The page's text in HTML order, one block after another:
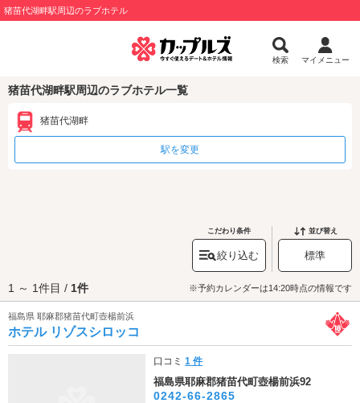
猪苗代湖畔駅周辺のラブホテル
検索 マイメニュー
猪苗代湖畔駅周辺のラブホテル一覧
猪苗代湖畔
駅を変更
こだわり条件
絞り込む
並び替え
標準
1 ～ 1件目 / 1件 ※予約カレンダーは14:20時点の情報です
福島県 耶麻郡猪苗代町壺楊前浜
ホテル リゾスシロッコ
口コミ1 件
福島県耶麻郡猪苗代町壺楊前浜92
0242-66-2865